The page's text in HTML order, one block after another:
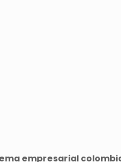
empresarial